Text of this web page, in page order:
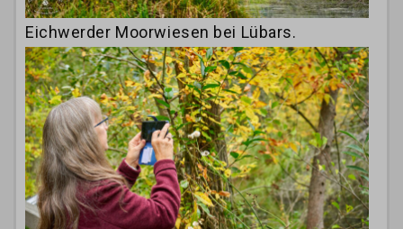
Eichwerder Moorwiesen bei Lübars.